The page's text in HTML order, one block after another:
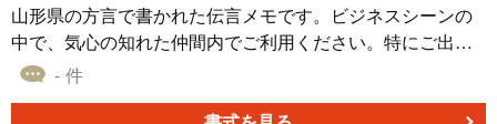
山形県の方言で書かれた伝言メモです。ビジネスシーンの
中で、気心の知れた仲間内でご利用ください。特にご出身
者の方は、属性アピールとしてご活用ください。 (標準語
- 件